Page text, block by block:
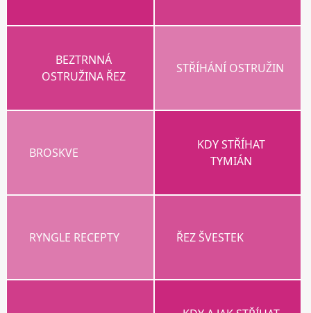
BEZTRNNÁ
OSTRUŽINA ŘEZ
STŘÍHÁNÍ OSTRUŽIN
BROSKVE
KDY STŘÍHAT
TYMIÁN
RYNGLE RECEPTY ŘEZ ŠVESTEK